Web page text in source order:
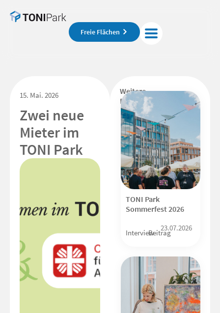
Freie Flächen
15. Mai. 2026
Zwei neue
Mieter im
TONI Park
Weitere
Beiträge
TONI Park
Sommerfest 2026
InterviewBeitrag
23.07.2026